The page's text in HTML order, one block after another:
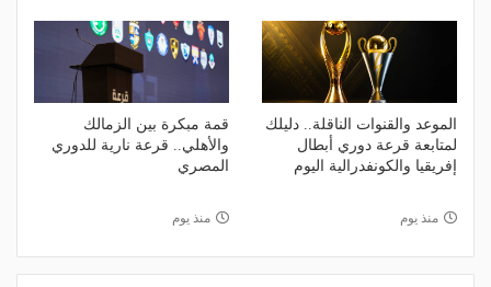
الموعد والقنوات الناقلة.. دليلك
لمتابعة قرعة دوري أبطال
إفريقيا والكونفدرالية اليوم
منذ يوم
قمة مبكرة بين الزمالك
والأهلي.. قرعة نارية للدوري
المصري
منذ يوم